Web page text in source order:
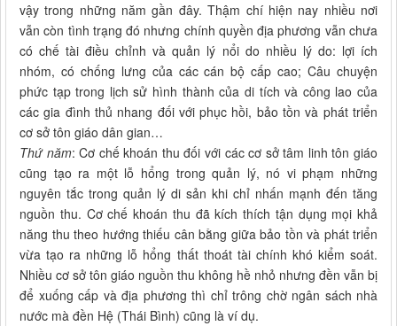
vậy trong những năm gần đây. Thậm chí hiện nay nhiều nơi
vẫn còn tình trạng đó nhưng chính quyền địa phương vẫn chưa
có chế tài điều chỉnh và quản lý nổi do nhiều lý do: lợi ích
nhóm, có chống lưng của các cán bộ cấp cao; Câu chuyện
phức tạp trong lịch sử hình thành của di tích và công lao của
các gia đình thủ nhang đối với phục hồi, bảo tồn và phát triển
cơ sở tôn giáo dân gian…
Thứ năm: Cơ chế khoán thu đối với các cơ sở tâm linh tôn giáo
cũng tạo ra một lỗ hổng trong quản lý, nó vi phạm những
nguyên tắc trong quản lý di sản khi chỉ nhấn mạnh đến tăng
nguồn thu. Cơ chế khoán thu đã kích thích tận dụng mọi khả
năng thu theo hướng thiếu cân bằng giữa bảo tồn và phát triển
vừa tạo ra những lỗ hổng thất thoát tài chính khó kiểm soát.
Nhiều cơ sở tôn giáo nguồn thu không hề nhỏ nhưng đền vẫn bị
để xuống cấp và địa phương thì chỉ trông chờ ngân sách nhà
nước mà đền Hệ (Thái Bình) cũng là ví dụ.